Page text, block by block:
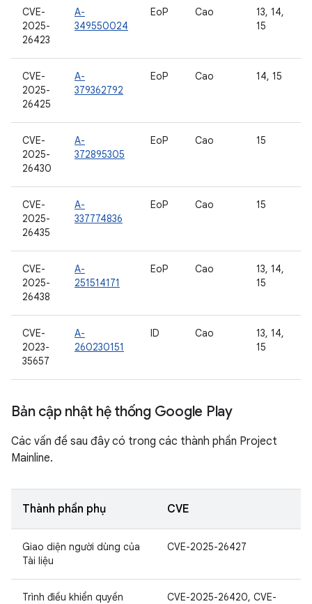
CVE-
2025-
26423
A-
349550024
EoP Cao
13, 14,
15
CVE-
2025-
26425
A-
379362792
EoP Cao 14, 15
CVE-
2025-
26430
A-
372895305
EoP Cao 15
CVE-
2025-
26435
A-
337774836
EoP Cao 15
CVE-
2025-
26438
A-
251514171
EoP Cao
13, 14,
15
CVE-
2023-
35657
A-
260230151
ID Cao
13, 14,
15
Bản cập nhật hệ thống Google Play
Các vấn đề sau đây có trong các thành phần Project
Mainline.
Thành phần phụ CVE
Giao diện người dùng của
Tài liệu
CVE-2025-26427
Trình điều khiển quyền
CVE-2025-26420, CVE-